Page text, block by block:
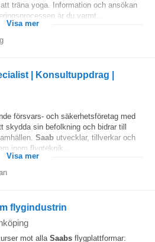
träna yoga. Information och ansökan
är du varmt...
Visa mer
| Konsultuppdrag |
försvars- och säkerhetsföretag med
skydda sin befolkning och bidrar till
Saab utvecklar, tillverkar och
inom flygteknik...
Visa mer
flygindustrin
mot allaSaabs flygplattformar: